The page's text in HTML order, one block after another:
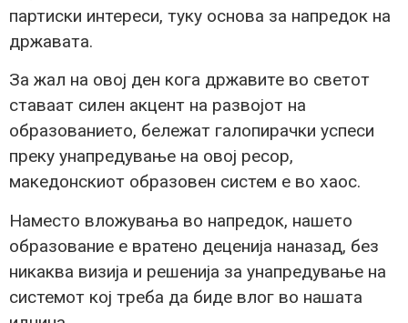
партиски интереси, туку основа за напредок на
државата.
За жал на овој ден кога државите во светот
ставаат силен акцент на развојот на
образованието, бележат галопирачки успеси
преку унапредување на овој ресор,
македонскиот образовен систем е во хаос.
Наместо вложувања во напредок, нашето
образование е вратено деценија наназад, без
никаква визија и решенија за унапредување на
системот кој треба да биде влог во нашата